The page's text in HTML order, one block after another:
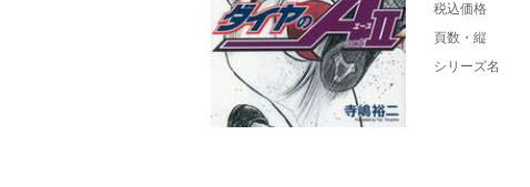
税込価格
頁数・縦
シリーズ名